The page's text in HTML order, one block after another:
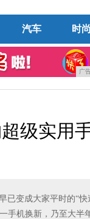
汽车 时尚
广
级实用
已变成大家平时的“
手机换新，乃至大半